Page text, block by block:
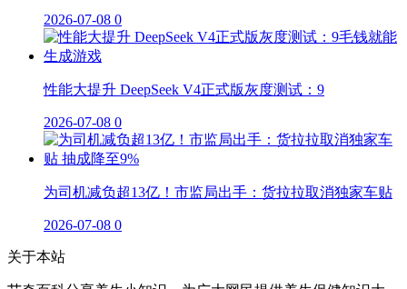
2026-07-08 0
性能大提升 DeepSeek V4正式版灰度测试：9
2026-07-08 0
为司机减负超13亿！市监局出手：货拉拉取消独家车贴
2026-07-08 0
关于本站